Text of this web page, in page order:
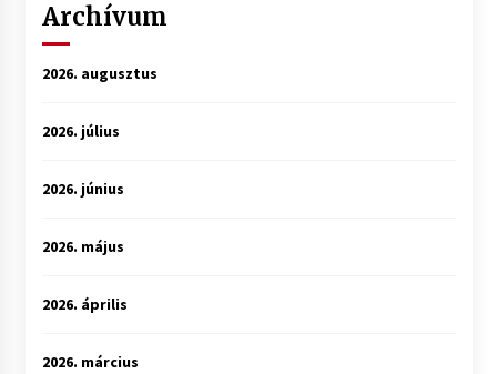
Archívum
2026. augusztus
2026. július
2026. június
2026. május
2026. április
2026. március